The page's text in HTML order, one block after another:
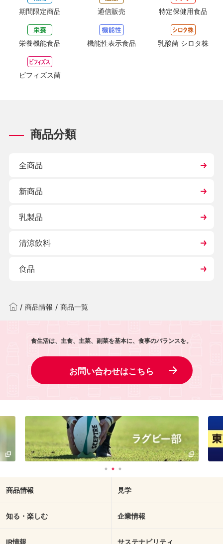
期間限定商品 通信販売 特定保健用食品
栄養機能食品 機能性表示食品 乳酸菌 シロタ株
ビフィズス菌
商品分類
全商品
新商品
乳製品
清涼飲料
食品
/ 商品情報 / 商品一覧
食生活は、主食、主菜、副菜を基本に、食事のバランスを。
お問い合わせはこちら
商品情報 見学
知る・楽しむ 企業情報
IR情報 サステナビリティ